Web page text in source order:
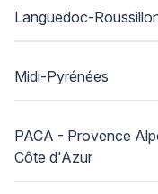
Languedoc-
Midi-Pyrénées
PACA - Provence
Côte d'Azur